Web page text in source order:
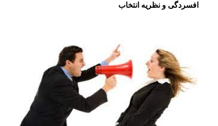
افسردگی و نظریه انتخاب